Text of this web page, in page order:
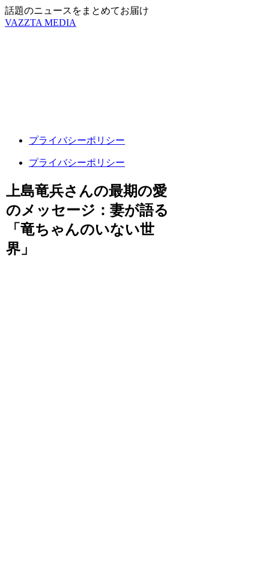
話題のニュースをまとめてお届け
VAZZTA MEDIA
プライバシーポリシー
プライバシーポリシー
上島竜兵さんの最期の愛
のメッセージ：妻が語る
「竜ちゃんのいない世
界」